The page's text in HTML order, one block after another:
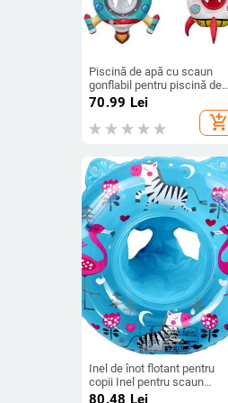
Piscină de apă cu scaun
gonflabil pentru piscină de
călătorie
70.99 Lei
add_shopping_cart
Inel de înot flotant pentru
copii Inel pentru scaun
pentru înot pentru copii Inel
80.48 Lei